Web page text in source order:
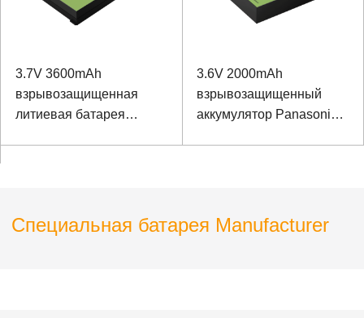
3.7V 3600mAh
взрывозащищенная
литиевая батарея
3.6V 2000mAh
взрывозащищенный
аккумулятор Panasonic
Специальная батарея Manufacturer